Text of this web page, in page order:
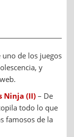
uno de los juegos
y
Ninja (II)– De
todo lo que
famosos de la